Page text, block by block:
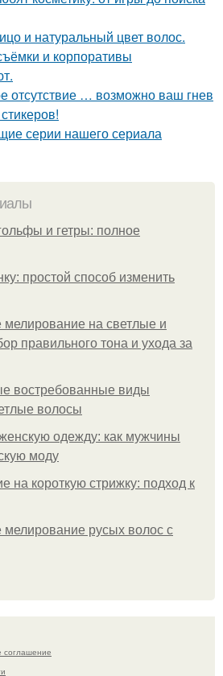
и натуральный цвет волос.
и корпоративы
отсутствие … возможно ваш гнев
серии нашего сериала
и гетры: полное
простой способ изменить
на светлые и
правильного тона и ухода за
востребованные виды
волосы
одежду: как мужчины
моду
на короткую стрижку: подход к
русых волос с
соглашение